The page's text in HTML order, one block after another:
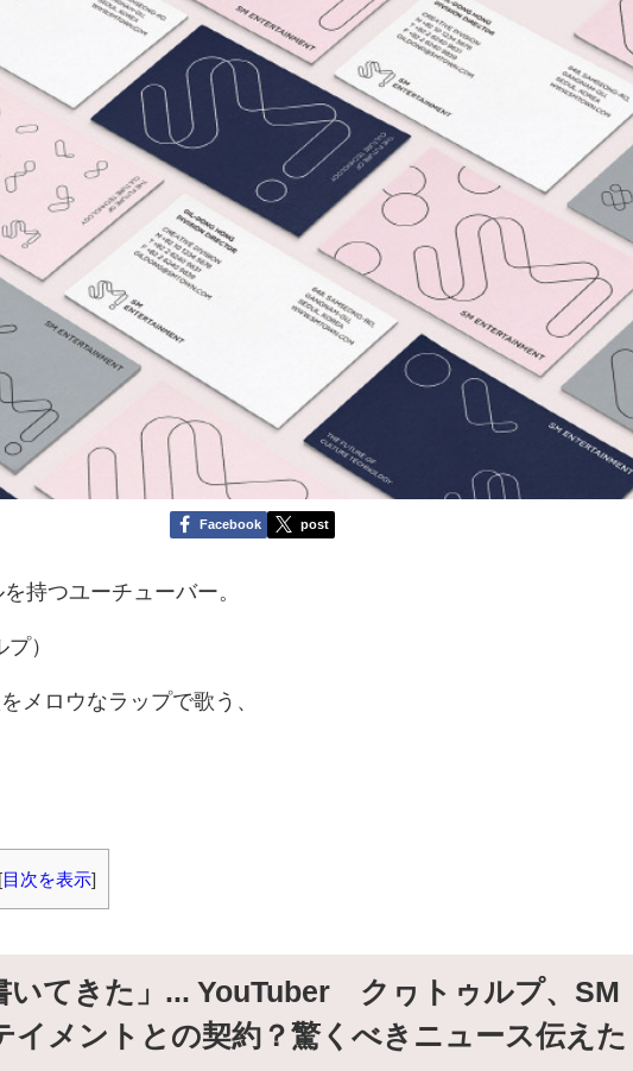
Facebook post
持つユーチューバー。
）
メロウなラップで歌う、
[ 目次を表示]
いてきた」... YouTuber クヮトゥルプ、SM
イメントとの契約？驚くべきニュース伝えた